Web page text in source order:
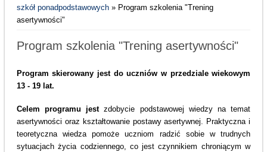
szkół ponadpodstawowych» Program szkolenia "Trening
asertywności"
Program szkolenia "Trening asertywności"
Program skierowany jest do uczniów w przedziale wiekowym
13 - 19 lat.
Celem programu jestzdobycie podstawowej wiedzy na temat
asertywności oraz kształtowanie postawy asertywnej. Praktyczna i
teoretyczna wiedza pomoże uczniom radzić sobie w trudnych
sytuacjach życia codziennego, co jest czynnikiem chroniącym w